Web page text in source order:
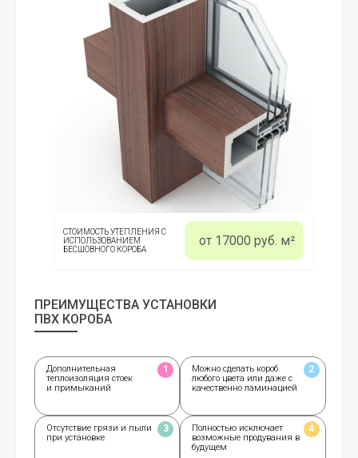
СТОИМОСТЬ УТЕПЛЕНИЯ С
ИСПОЛЬЗОВАНИЕМ
БЕСШОВНОГО КОРОБА
от 17000 руб. м²
ПРЕИМУЩЕСТВА УСТАНОВКИ
ПВХ КОРОБА
Дополнительная
теплоизоляция стоек
и примыканий
1
Можно сделать короб
любого цвета или даже с
качественно ламинацией
2
Отсутствие грязи и пыли
при установке
3
Полностью исключает
возможные продувания в
будущем
4